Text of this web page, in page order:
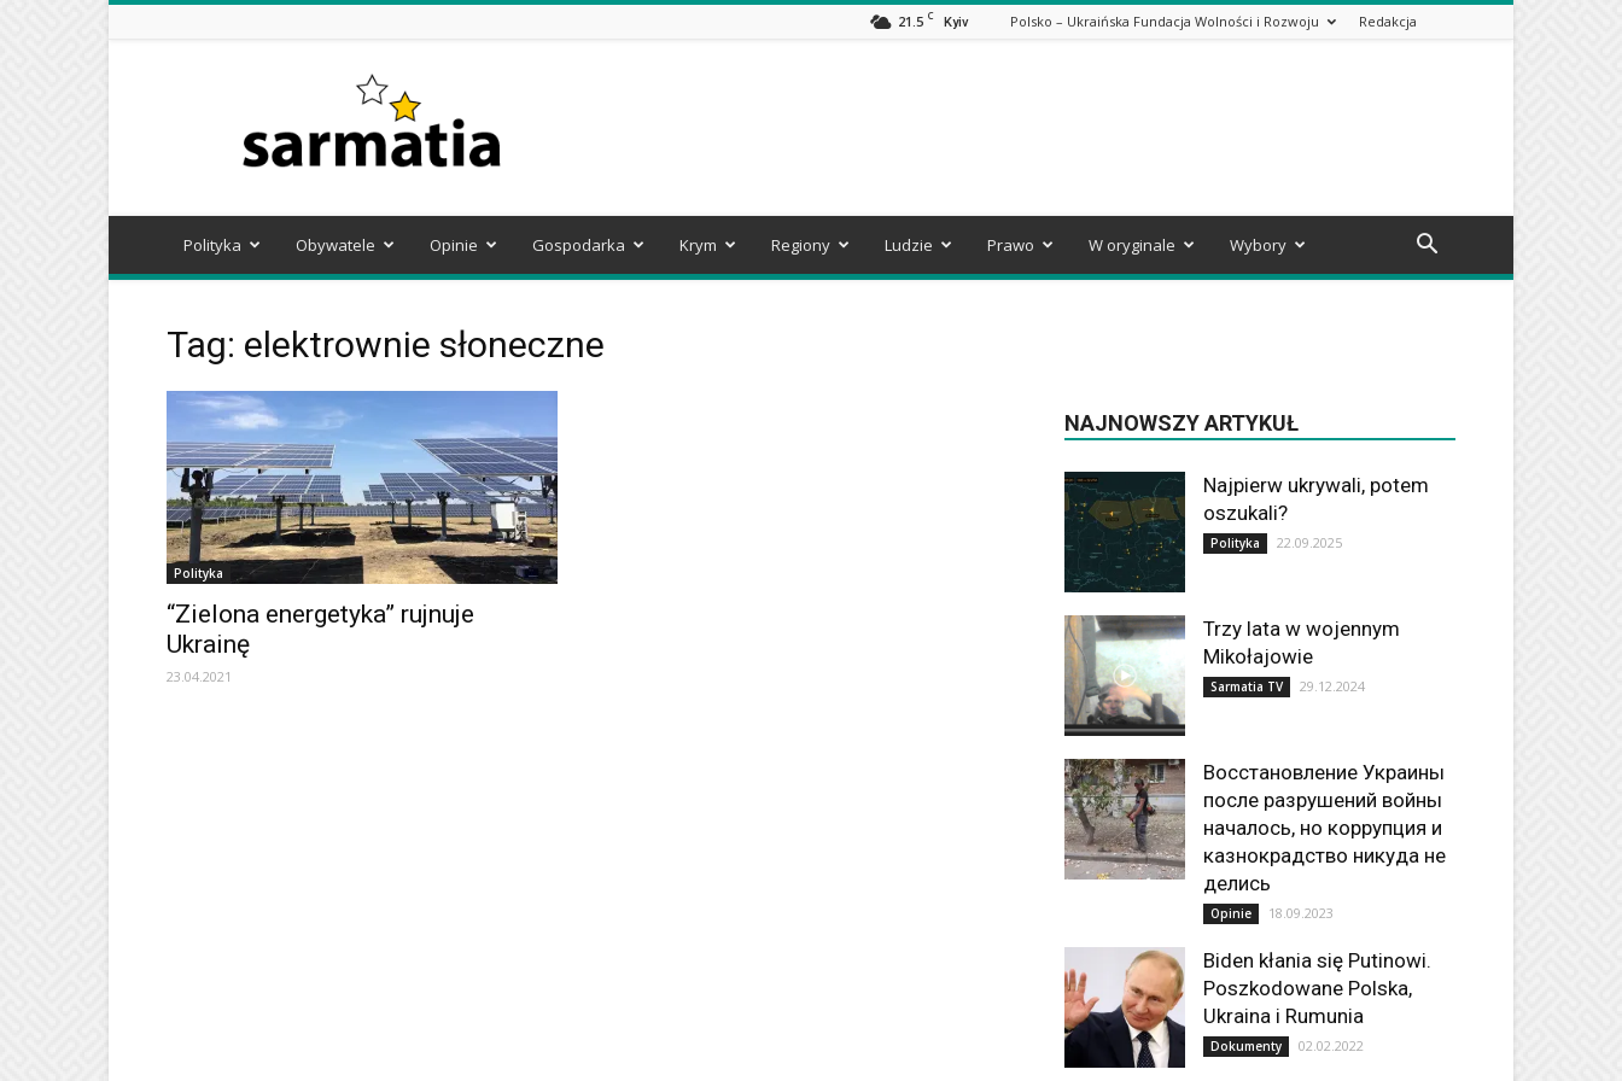
21.5 C Kyiv Polsko – Ukraińska Fundacja Wolności i Rozwoju Redakcja
Polityka Obywatele Opinie Gospodarka Krym Regiony Ludzie Prawo W oryginale Wybory
Tag: elektrownie słoneczne
Polityka
“Zielona energetyka” rujnuje
Ukrainę
23.04.2021
NAJNOWSZY ARTYKUŁ
Najpierw ukrywali, potem
oszukali?
Polityka 22.09.2025
Trzy lata w wojennym
Mikołajowie
Sarmatia TV 29.12.2024
Восстановление Украины
после разрушений войны
началось, но коррупция и
казнокрадство никуда не
делись
Opinie 18.09.2023
Biden kłania się Putinowi.
Poszkodowane Polska,
Ukraina i Rumunia
Dokumenty 02.02.2022